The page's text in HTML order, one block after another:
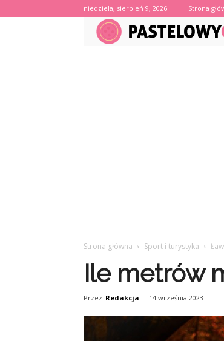
niedziela, sierpień 9, 2026 Strona
Strona główna Sport i turystyka
Ile metrów
Przez Redakcja - 14 września 2023